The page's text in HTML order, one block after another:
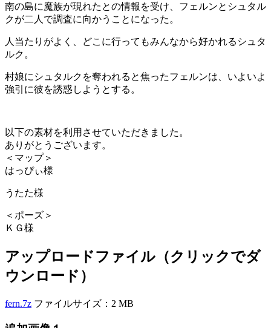
南の島に魔族が現れたとの情報を受け、フェルンとシュタル
クが二人で調査に向かうことになった。
人当たりがよく、どこに行ってもみんなから好かれるシュタ
ルク。
村娘にシュタルクを奪われると焦ったフェルンは、いよいよ
強引に彼を誘惑しようとする。
以下の素材を利用させていただきました。
ありがとうございます。
＜マップ＞
はっぴぃ様
うたた様
＜ポーズ＞
ＫＧ様
アップロードファイル（クリックでダ
ウンロード）
fern.7z ファイルサイズ：2 MB